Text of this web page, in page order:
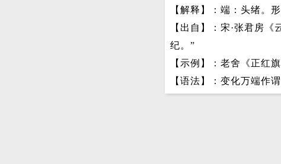
【解释】：端：头绪。
【出自】：宋·张君房
纪。”
【示例】：老舍《正红
【语法】：变化万端作